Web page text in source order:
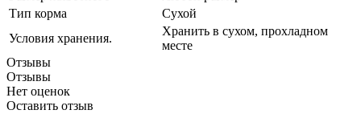
Тип корма
Сухой
Условия хранения.
Хранить в сухом, прохладном
месте
Отзывы
Отзывы
Нет оценок
Оставить отзыв